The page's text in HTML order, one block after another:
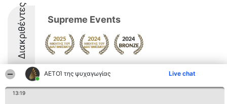
ΑΕΤΟΊ της ψυχαγωγίας Live chat
13:19
Διακριθέντες Supreme Events
8.6